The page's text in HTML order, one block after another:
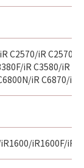
C2570/iR
iR C3580/iR
iR C6870/iR
iR1600F/